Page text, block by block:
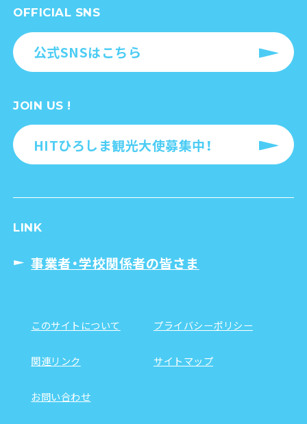
OFFICIAL SNS
公式SNSはこちら
JOIN US !
HITひろしま観光大使募集中！
LINK
事業者・学校関係者の皆さま
このサイトについて プライバシーポリシー
関連リンク サイトマップ
お問い合わせ